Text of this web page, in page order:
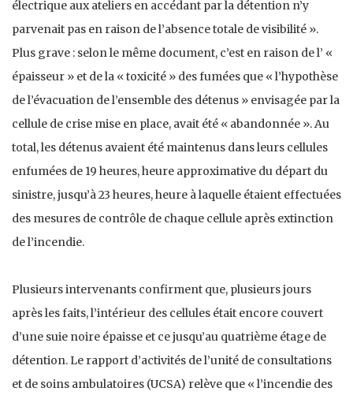
électrique aux ateliers en accédant par la détention n’y
parvenait pas en raison de l’absence totale de visibilité ».
Plus grave : selon le même document, c’est en raison de l’ «
épaisseur » et de la « toxicité » des fumées que « l’hypothèse
de l’évacuation de l’ensemble des détenus » envisagée par la
cellule de crise mise en place, avait été « abandonnée ». Au
total, les détenus avaient été maintenus dans leurs cellules
enfumées de 19 heures, heure approximative du départ du
sinistre, jusqu’à 23 heures, heure à laquelle étaient effectuées
des mesures de contrôle de chaque cellule après extinction
de l’incendie.
Plusieurs intervenants confirment que, plusieurs jours
après les faits, l’intérieur des cellules était encore couvert
d’une suie noire épaisse et ce jusqu’au quatrième étage de
détention. Le rapport d’activités de l’unité de consultations
et de soins ambulatoires (UCSA) relève que « l’incendie des